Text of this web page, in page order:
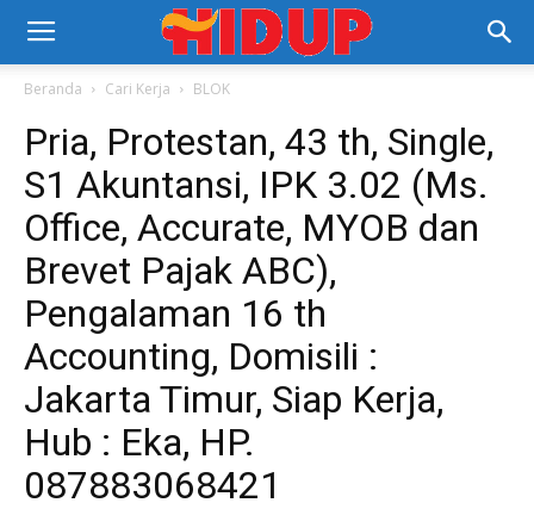
Beranda Cari Kerja BLOK
Pria, Protestan, 43 th, Single,
S1 Akuntansi, IPK 3.02 (Ms.
Office, Accurate, MYOB dan
Brevet Pajak ABC),
Pengalaman 16 th
Accounting, Domisili :
Jakarta Timur, Siap Kerja,
Hub : Eka, HP.
087883068421